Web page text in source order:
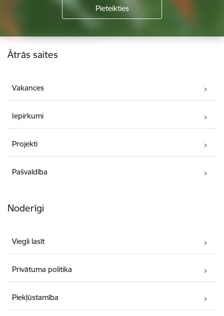
Kājene
Ātrās saites
Vakances
Iepirkumi
Projekti
Pašvaldība
Noderīgi
Viegli lasīt
Privātuma politika
Piekļūstamība